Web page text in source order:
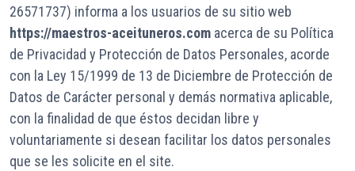
26571737) informa a los usuarios de su sitio web
https://maestros-aceituneros.com acerca de su Política
de Privacidad y Protección de Datos Personales, acorde
con la Ley 15/1999 de 13 de Diciembre de Protección de
Datos de Carácter personal y demás normativa aplicable,
con la finalidad de que éstos decidan libre y
voluntariamente si desean facilitar los datos personales
que se les solicite en el site.